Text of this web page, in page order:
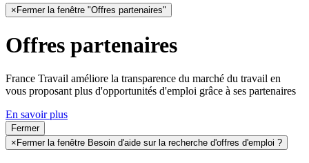
× Fermer la fenêtre "Offres partenaires"
Offres partenaires
France Travail améliore la transparence du marché du travail en
vous proposant plus d'opportunités d'emploi grâce à ses partenaires
En savoir plus
Fermer
× Fermer la fenêtre Besoin d'aide sur la recherche d'offres d'emploi ?